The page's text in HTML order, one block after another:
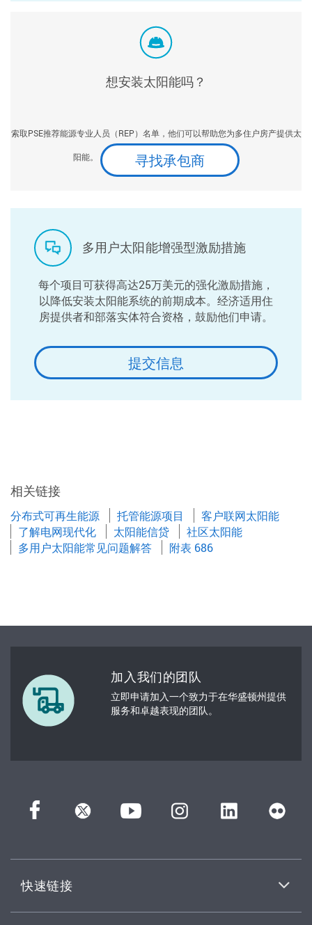
想安装太阳能吗？
索取PSE推荐能源专业人员（REP）名单，他们可以帮助您为多住户房产提供太
阳能。 寻找承包商
多用户太阳能增强型激励措施
每个项目可获得高达25万美元的强化激励措施，
以降低安装太阳能系统的前期成本。经济适用住
房提供者和部落实体符合资格，鼓励他们申请。
提交信息
相关链接
分布式可再生能源 托管能源项目
客户联网太阳能
了解电网现代化
太阳能信贷
社区太阳能
多用户太阳能常见问题解答
附表 686
加入我们的团队
立即申请加入一个致力于在华盛顿州提供
服务和卓越表现的团队。
快速链接